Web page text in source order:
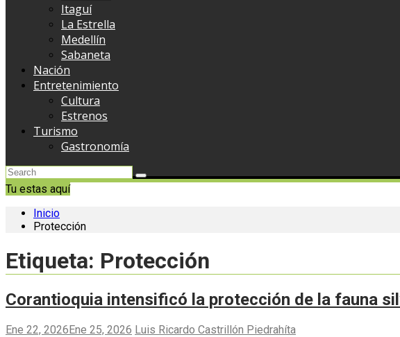
Itaguí
La Estrella
Medellín
Sabaneta
Nación
Entretenimiento
Cultura
Estrenos
Turismo
Gastronomía
Tu estas aquí
Inicio
Protección
Etiqueta: Protección
Corantioquia intensificó la protección de la fauna
Ene 22, 2026Ene 25, 2026 Luis Ricardo Castrillón Piedrahíta